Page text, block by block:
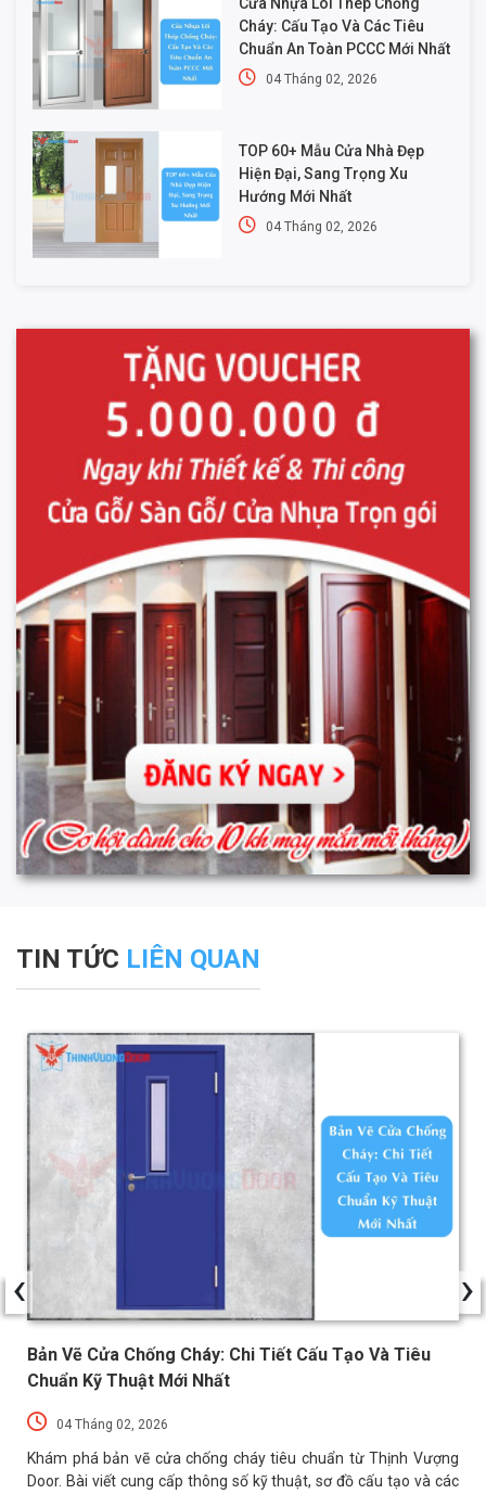
Cháy: Cấu Tạo Và Các Tiêu
Chuẩn An Toàn PCCC Mới Nhất
04 Tháng 02, 2026
TOP 60+ Mẫu Cửa Nhà Đẹp
Hiện Đại, Sang Trọng Xu
Hướng Mới Nhất
04 Tháng 02, 2026
TIN TỨC LIÊN QUAN
Bản Vẽ Cửa Chống Cháy: Chi Tiết Cấu Tạo Và Tiêu
Chuẩn Kỹ Thuật Mới Nhất
04 Tháng 02, 2026
Khám phá bản vẽ cửa chống cháy tiêu chuẩn từ Thịnh Vượng
Door. Bài viết cung cấp thông số kỹ thuật, sơ đồ cấu tạo và các
‹ ›